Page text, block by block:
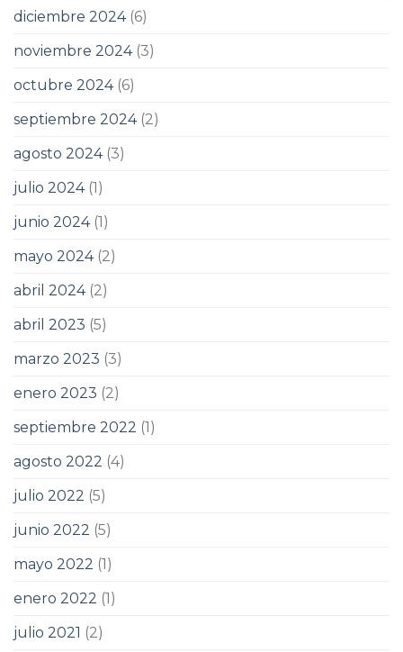
diciembre 2024(6)
noviembre 2024(3)
octubre 2024(6)
septiembre 2024(2)
agosto 2024(3)
julio 2024(1)
junio 2024(1)
mayo 2024(2)
abril 2024(2)
abril 2023 (5)
marzo 2023 (3)
enero 2023 (2)
septiembre 2022 (1)
agosto 2022 (4)
julio 2022 (5)
junio 2022 (5)
mayo 2022 (1)
enero 2022 (1)
julio 2021 (2)